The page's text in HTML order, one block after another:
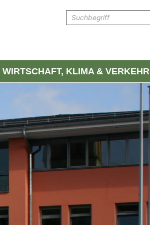
WIRTSCHAFT, KLIMA & VERKEHR